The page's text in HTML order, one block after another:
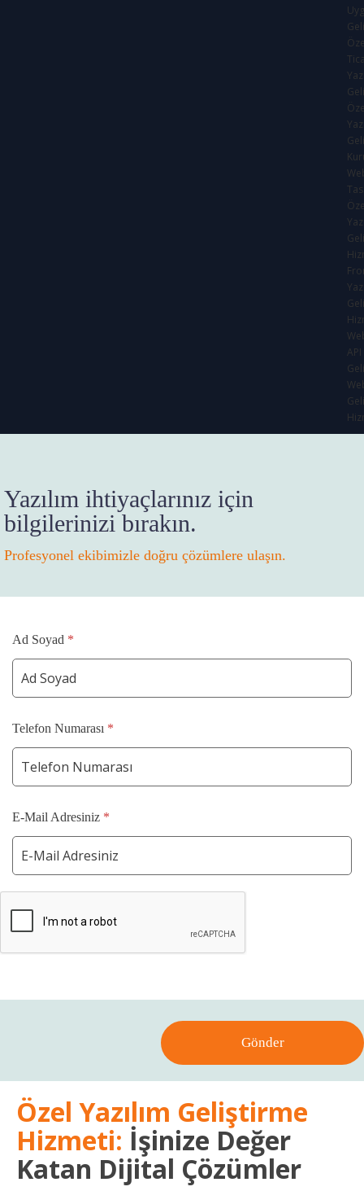
API
Yazılım ihtiyaçlarınız için
bilgilerinizi bırakın.
Profesyonel ekibimizle doğru çözümlere ulaşın.
Ad Soyad *
Telefon Numarası *
E-Mail Adresiniz *
Gönder
Özel Yazılım Geliştirme
Hizmeti: İşinize Değer
Katan Dijital Çözümler